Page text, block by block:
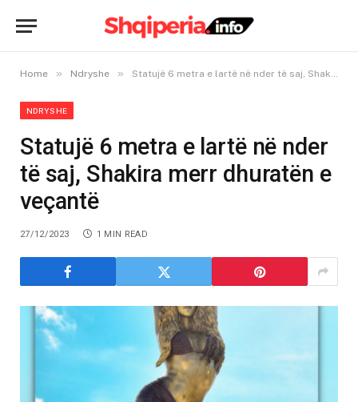
Home » Ndryshe » Statujë 6 metra e lartë në nder të saj, Shakira merr dhuratën e veçantë
NDRYSHE
Statujë 6 metra e lartë në nder
të saj, Shakira merr dhuratën e
veçantë
27/12/2023 1 MIN READ